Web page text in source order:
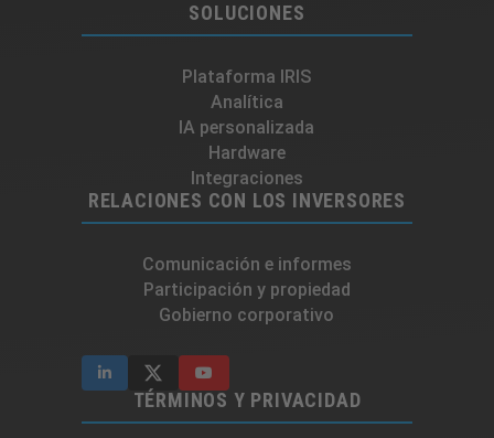
SOLUCIONES
Plataforma IRIS
Analítica
IA personalizada
Hardware
Integraciones​
RELACIONES CON LOS INVERSORES
Comunicación e informes
Participación y propiedad
Gobierno corporativo
TÉRMINOS Y PRIVACIDAD